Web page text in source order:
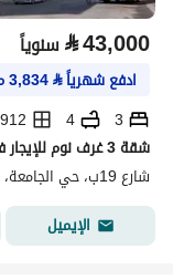
⃁43,000 سنوياً
ادفع شهرياً⃁
3,834
3
4
912 م2
شقة 3 غرف نوم للإيجار في الجامعة
شارع 19ب، حي الجامعة، الدمام
الإيميل